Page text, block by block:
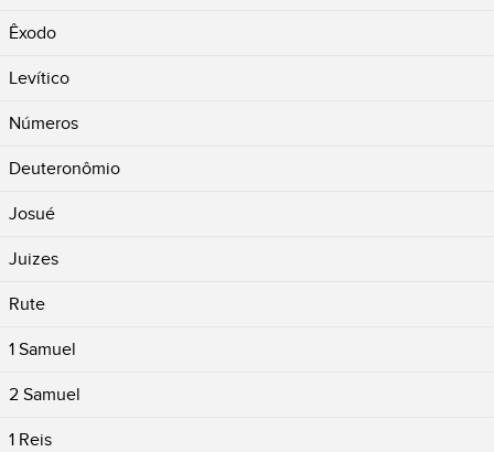
Êxodo
Levítico
Números
Deuteronômio
Josué
Juizes
Rute
1 Samuel
2 Samuel
1 Reis